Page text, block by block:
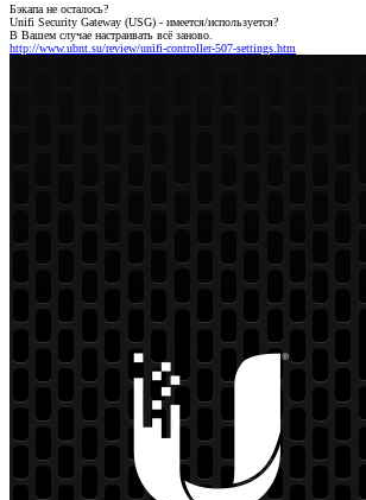
Бэкапа не осталось?
Unifi Security Gateway (USG) - имеется/используется?
В Вашем случае настраивать всё заново.
http://www.ubnt.su/review/unifi-controller-507-settings.htm